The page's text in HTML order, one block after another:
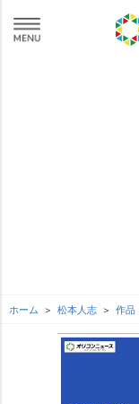
ホーム 松本人志 作品